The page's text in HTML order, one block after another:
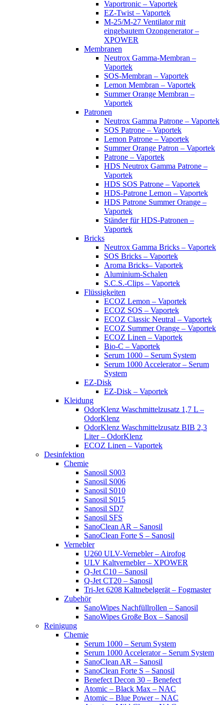
Vaportronic – Vaportek
EZ-Twist – Vaportek
M-25/M-27 Ventilator mit
eingebautem Ozongenerator –
XPOWER
Membranen
Neutrox Gamma-Membran –
Vaportek
SOS-Membran – Vaportek
Lemon Membran – Vaportek
Summer Orange Membran –
Vaportek
Patronen
Neutrox Gamma Patrone – Vaportek
SOS Patrone – Vaportek
Lemon Patrone – Vaportek
Summer Orange Patron – Vaportek
Patrone – Vaportek
HDS Neutrox Gamma Patrone –
Vaportek
HDS SOS Patrone – Vaportek
HDS-Patrone Lemon – Vaportek
HDS Patrone Summer Orange –
Vaportek
Ständer für HDS-Patronen –
Vaportek
Bricks
Neutrox Gamma Bricks – Vaportek
SOS Bricks – Vaportek
Aroma Bricks– Vaportek
Aluminium-Schalen
S.C.S.-Clips – Vaportek
Flüssigkeiten
ECOZ Lemon – Vaportek
ECOZ SOS – Vaportek
ECOZ Classic Neutral – Vaportek
ECOZ Summer Orange – Vaportek
ECOZ Linen – Vaportek
Bio-C – Vaportek
Serum 1000 – Serum System
Serum 1000 Accelerator – Serum
System
EZ-Disk
EZ-Disk – Vaportek
Kleidung
OdorKlenz Waschmittelzusatz 1,7 L –
OdorKlenz
OdorKlenz Waschmittelzusatz BIB 2,3
Liter – OdorKlenz
ECOZ Linen – Vaportek
Desinfektion
Chemie
Sanosil S003
Sanosil S006
Sanosil S010
Sanosil S015
Sanosil SD7
Sanosil SFS
SanoClean AR – Sanosil
SanoClean Forte S – Sanosil
Vernebler
U260 ULV-Vernebler – Airofog
ULV Kaltvernebler – XPOWER
Q-Jet C10 – Sanosil
Q-Jet CT20 – Sanosil
Tri-Jet 6208 Kaltnebelgerät – Fogmaster
Zubehör
SanoWipes Nachfüllrollen – Sanosil
SanoWipes Große Box – Sanosil
Reinigung
Chemie
Serum 1000 – Serum System
Serum 1000 Accelerator – Serum System
SanoClean AR – Sanosil
SanoClean Forte S – Sanosil
Benefect Decon 30 – Benefect
Atomic – Black Max – NAC
Atomic – Blue Power – NAC